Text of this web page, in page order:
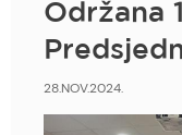
Održana
28.NOV.2024.